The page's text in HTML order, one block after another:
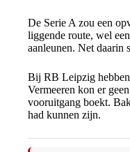
De Serie A zou een
liggende route, wel
aanleunen. Net daarin
Bij RB Leipzig
Vermeeren kon er
vooruitgang boekt.
had kunnen zijn.